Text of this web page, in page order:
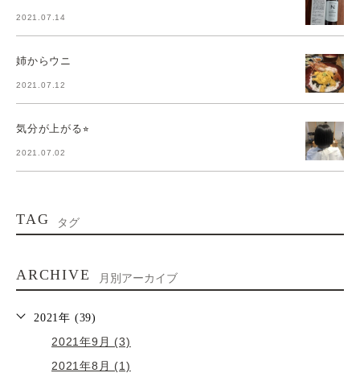
2021.07.14
姉からウニ
2021.07.12
気分が上がる⭐︎
2021.07.02
TAG タグ
ARCHIVE 月別アーカイブ
2021年 (39)
2021年9月 (3)
2021年8月 (1)